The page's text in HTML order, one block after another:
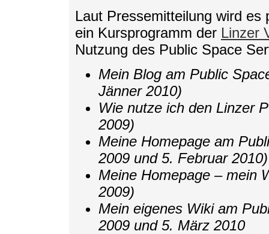
Laut Pressemitteilung wird
ein Kursprogramm der Linzer
Nutzung des Public Space
Mein Blog am Public
Jänner 2010)
Wie nutze ich den Linzer
2009)
Meine Homepage am
2009 und 5. Februar 2010)
Meine Homepage – mein
2009)
Mein eigenes Wiki am
2009 und 5. März 2010